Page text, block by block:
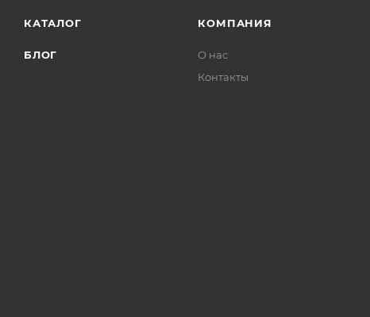
КАТАЛОГ
БЛОГ
КОМПАНИЯ
О нас
Контакты